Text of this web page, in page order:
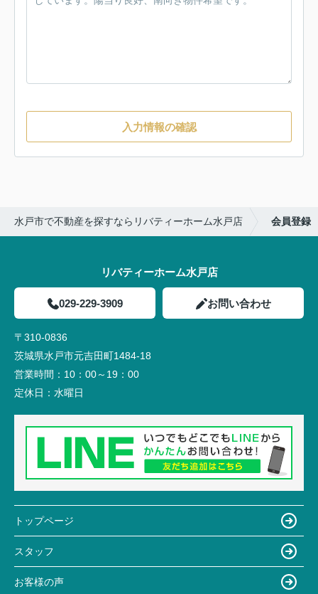
入力情報の確認
水戸市で不動産を探すならリバティーホーム水戸店 会員登録
リバティーホーム水戸店
029-229-3909 お問い合わせ
〒310-0836
茨城県水戸市元吉田町1484-18
営業時間： 10：00～19：00
定休日： 水曜日
トップページ
スタッフ
お客様の声